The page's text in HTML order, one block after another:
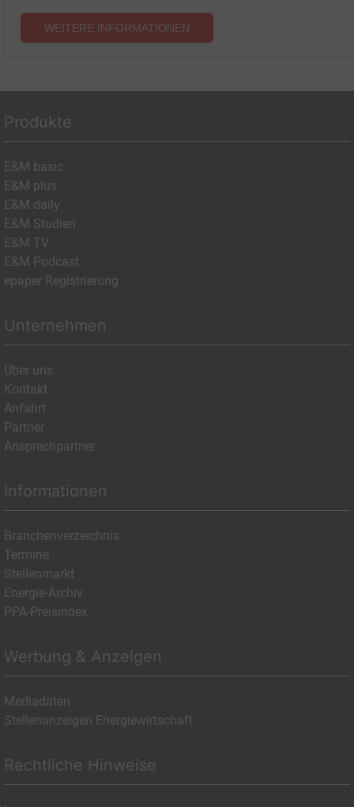
WEITERE INFORMATIONEN
Produkte
E&M basic
E&M plus
E&M daily
E&M Studien
E&M TV
E&M Podcast
epaper Registrierung
Unternehmen
Über uns
Kontakt
Anfahrt
Partner
Ansprechpartner
Informationen
Branchenverzeichnis
Termine
Stellenmarkt
Energie-Archiv
PPA-Preisindex
Werbung & Anzeigen
Mediadaten
Stellenanzeigen Energiewirtschaft
Rechtliche Hinweise